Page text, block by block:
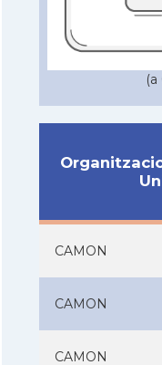
(a
CAMON
CAMON
CAMON